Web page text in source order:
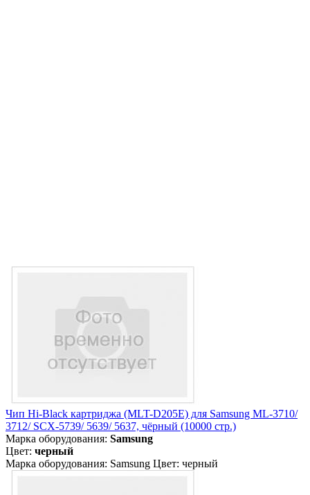
Чип Hi-Black картриджа (MLT-D205E) для Samsung ML-3710/
3712/ SCX-5739/ 5639/ 5637, чёрный (10000 стр.)
Марка оборудования: Samsung
Цвет: черный
Марка оборудования: Samsung Цвет: черный